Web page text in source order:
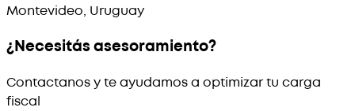
Montevideo, Uruguay
¿Necesitás asesoramiento?
Contactanos y te ayudamos a optimizar tu carga
fiscal